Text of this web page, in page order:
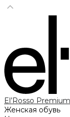
El’Rosso Premium
Женская обувь